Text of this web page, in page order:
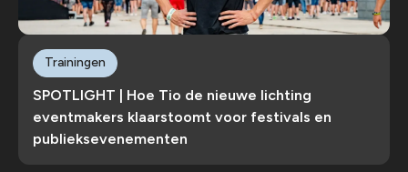
SPOTLIGHT | Hoe Tio de nieuwe lichting
eventmakers klaarstoomt voor festivals en
publieksevenementen
Trainingen